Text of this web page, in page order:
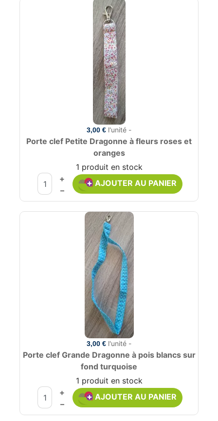
3,00 € l'unité -
Porte clef Petite Dragonne à fleurs roses et
oranges
1 produit en stock
+
–
AJOUTER AU PANIER
3,00 € l'unité -
Porte clef Grande Dragonne à pois blancs sur
fond turquoise
1 produit en stock
+
–
AJOUTER AU PANIER